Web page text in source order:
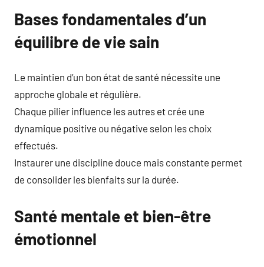
Bases fondamentales d’un
équilibre de vie sain
Le maintien d’un bon état de santé nécessite une
approche globale et régulière.
Chaque pilier influence les autres et crée une
dynamique positive ou négative selon les choix
effectués.
Instaurer une discipline douce mais constante permet
de consolider les bienfaits sur la durée.
Santé mentale et bien-être
émotionnel